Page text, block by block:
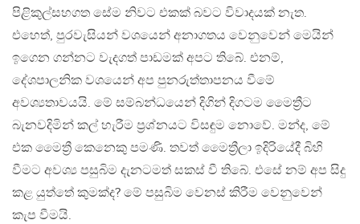
පිළිකුල්සහගත සේම නිවට එකක් බවට විවාදයක් නැත.
එහෙත්, පුරවැසියන් වශයෙන් අනාගතය වෙනුවෙන් මෙයින්
ඉගෙන ගන්නට වැදගත් පාඩමක් අපට තිබේ. එනම්,
දේශපාලනික වශයෙන් අප පුනරුත්තාපනය වීමේ
අවශ්‍යතාවයයි. මේ සම්බන්ධයෙන් දිගින් දිගටම මෛත්‍රීට
බැනවදිමින් කල් හැරීම ප්‍රශ්නයට විසඳුම නොවේ. මන්ද, මේ
එක මෛත්‍රී කෙනෙකු පමණි. තවත් මෛත්‍රීලා ඉදිරියේදී බිහි
වීමට අවශ්‍ය පසුබිම දැනටමත් සකස් වී තිබේ. එසේ නම් අප සිදු
කළ යුත්තේ කුමක්ද? මේ පසුබිම වෙනස් කිරීම වෙනුවෙන්
කැප වීමයි.